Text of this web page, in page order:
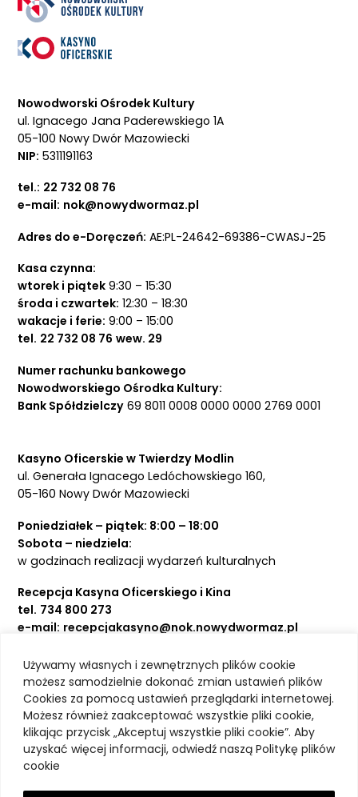
Używamy własnych i zewnętrznych plików cookie
możesz samodzielnie dokonać zmian ustawień plików
Cookies za pomocą ustawień przeglądarki internetowej.
Możesz również zaakceptować wszystkie pliki cookie,
klikając przycisk „Akceptuj wszystkie pliki cookie”. Aby
uzyskać więcej informacji, odwiedź naszą Politykę plików
cookie
Nowodworski Ośrodek Kultury
ul. Ignacego Jana Paderewskiego 1A
05-100 Nowy Dwór Mazowiecki
NIP: 5311191163
tel.: 22 732 08 76
e-mail: nok@nowydwormaz.pl
Adres do e-Doręczeń: AE:PL-24642-69386-CWASJ-25
Kasa czynna:
wtorek i piątek9:30 – 15:30
środa i czwartek: 12:30 – 18:30
wakacje i ferie: 9:00 – 15:00
tel. 22 732 08 76 wew. 29
Numer rachunku bankowego
Nowodworskiego Ośrodka Kultury:
Bank Spółdzielczy69 8011 0008 0000 0000 2769 0001
Kasyno Oficerskie w Twierdzy Modlin
ul. Generała Ignacego Ledóchowskiego 160,
05-160 Nowy Dwór Mazowiecki
Poniedziałek – piątek: 8:00 – 18:00
Sobota – niedziela:
w godzinach realizacji wydarzeń kulturalnych
Recepcja Kasyna Oficerskiego i Kina
tel. 734 800 273
e-mail: recepcjakasyno@nok.nowydwormaz.pl
Aktualności
Kasyno Oficerskie
Kino
Bilety
Zajęcia stałe